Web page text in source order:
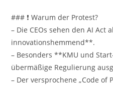
### ❗ Warum der Protest?
– Die CEOs sehen den AI
innovationshemmend**.
– Besonders **KMU und
übermäßige Regulierung
– Der versprochene „Code of